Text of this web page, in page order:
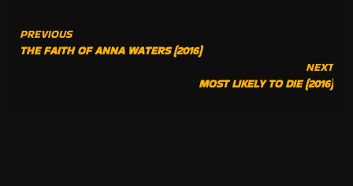
CONTINUE
READING
PREVIOUS
THE FAITH OF ANNA WATERS (2016)
NEXT
MOST LIKELY TO DIE (2016)